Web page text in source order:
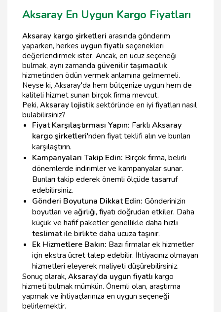
Aksaray En Uygun Kargo Fiyatları
Aksaray kargo şirketleri arasında gönderim
yaparken, herkes uygun fiyatlı seçenekleri
değerlendirmek ister. Ancak, en ucuz seçeneği
bulmak, aynı zamanda güvenilir taşımacılık
hizmetinden ödün vermek anlamına gelmemeli.
Neyse ki, Aksaray'da hem bütçenize uygun hem de
kaliteli hizmet sunan birçok firma mevcut.
Peki, Aksaray lojistik sektöründe en iyi fiyatları nasıl
bulabilirsiniz?
Fiyat Karşılaştırması Yapın: Farklı Aksaray
kargo şirketleri'nden fiyat teklifi alın ve bunları
karşılaştırın.
Kampanyaları Takip Edin: Birçok firma, belirli
dönemlerde indirimler ve kampanyalar sunar.
Bunları takip ederek önemli ölçüde tasarruf
edebilirsiniz.
Gönderi Boyutuna Dikkat Edin: Gönderinizin
boyutları ve ağırlığı, fiyatı doğrudan etkiler. Daha
küçük ve hafif paketler genellikle daha hızlı
teslimatile birlikte daha ucuza taşınır.
Ek Hizmetlere Bakın: Bazı firmalar ek hizmetler
için ekstra ücret talep edebilir. İhtiyacınız olmayan
hizmetleri eleyerek maliyeti düşürebilirsiniz.
Sonuç olarak, Aksaray'da uygun fiyatlı kargo
hizmeti bulmak mümkün. Önemli olan, araştırma
yapmak ve ihtiyaçlarınıza en uygun seçeneği
belirlemektir.